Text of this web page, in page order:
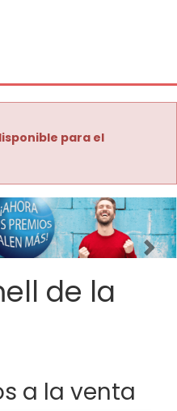
para el
de la
a la venta